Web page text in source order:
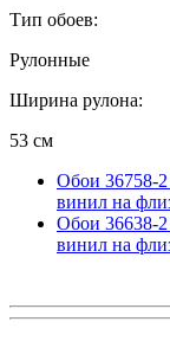
Тип обоев:
Рулонные
Ширина рулона:
53 см
Обои 36758-
винил на
Обои 36638-
винил на